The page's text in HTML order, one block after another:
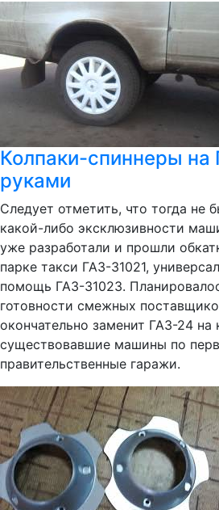
Колпаки-спиннеры на
руками
Следует отметить, что тогда не
какой-либо эксклюзивности
уже разработали и прошли
парке такси ГАЗ-31021,
помощь ГАЗ-31023.
готовности смежных
окончательно заменит ГАЗ-24 на
существовавшие машины по
правительственные гаражи.